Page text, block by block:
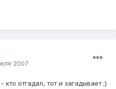
2007
отгадал, тот и загадывает ;)